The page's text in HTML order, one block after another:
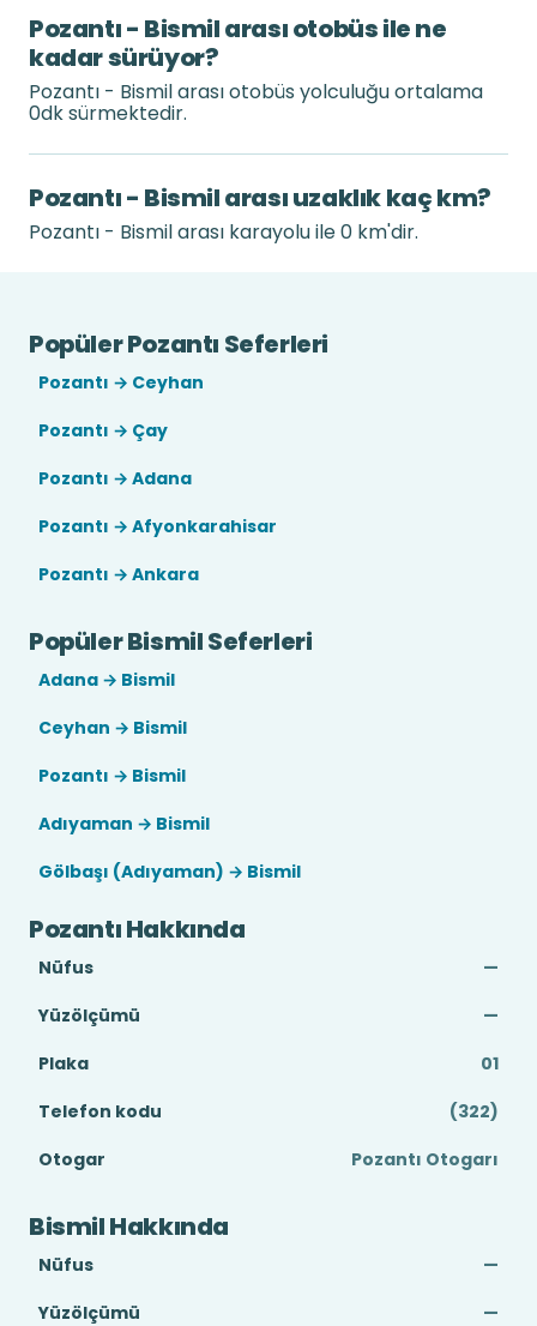
Pozantı - Bismil arası otobüs ile ne
kadar sürüyor?
Pozantı - Bismil arası otobüs yolculuğu ortalama
0dk sürmektedir.
Pozantı - Bismil arası uzaklık kaç km?
Pozantı - Bismil arası karayolu ile 0 km'dir.
Popüler Pozantı Seferleri
Pozantı → Ceyhan
Pozantı → Çay
Pozantı → Adana
Pozantı → Afyonkarahisar
Pozantı → Ankara
Popüler Bismil Seferleri
Adana → Bismil
Ceyhan → Bismil
Pozantı → Bismil
Adıyaman → Bismil
Gölbaşı (Adıyaman) → Bismil
Pozantı Hakkında
Nüfus
—
Yüzölçümü
—
Plaka
01
Telefon kodu
(322)
Otogar
Pozantı Otogarı
Bismil Hakkında
Nüfus
—
Yüzölçümü
—